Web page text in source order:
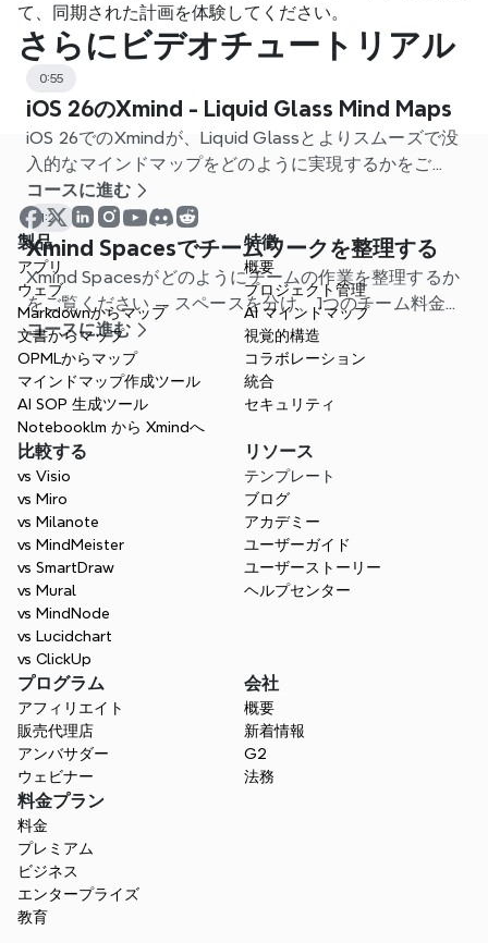
て、同期された計画を体験してください。
さらにビデオチュートリアル
0:55
iOS 26のXmind - Liquid Glass Mind Maps
iOS 26でのXmindが、Liquid Glassとよりスムーズで没
入的なマインドマップをどのように実現するかをご覧
ください。
コースに進む
1:21
Xmind Spacesでチームワークを整理する
Xmind Spacesがどのようにチームの作業を整理するか
をご覧ください — スペースを分け、1つのチーム料金
で、プロジェクト管理をより明確にします。
コースに進む
製品
アプリ
ウェブ
Markdownからマップ
文書からマップ
OPMLからマップ
マインドマップ作成ツール
AI SOP 生成ツール
Notebooklm から Xmindへ
特徴
概要
プロジェクト管理
AI マインドマップ
視覚的構造
コラボレーション
統合
セキュリティ
比較する
vs Visio
vs Miro
vs Milanote
vs MindMeister
vs SmartDraw
vs Mural
vs MindNode
vs Lucidchart
vs ClickUp
リソース
テンプレート
ブログ
アカデミー
ユーザーガイド
ユーザーストーリー
ヘルプセンター
プログラム
アフィリエイト
販売代理店
アンバサダー
ウェビナー
会社
概要
新着情報
G2
法務
料金プラン
料金
プレミアム
ビジネス
エンタープライズ
教育